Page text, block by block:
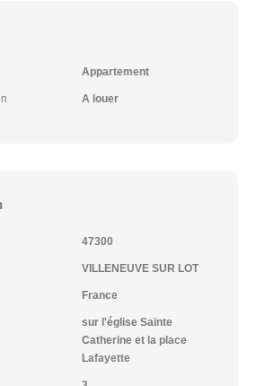
Appartement
A louer
47300
VILLENEUVE SUR LOT
France
sur l'église Sainte
Catherine et la place
Lafayette